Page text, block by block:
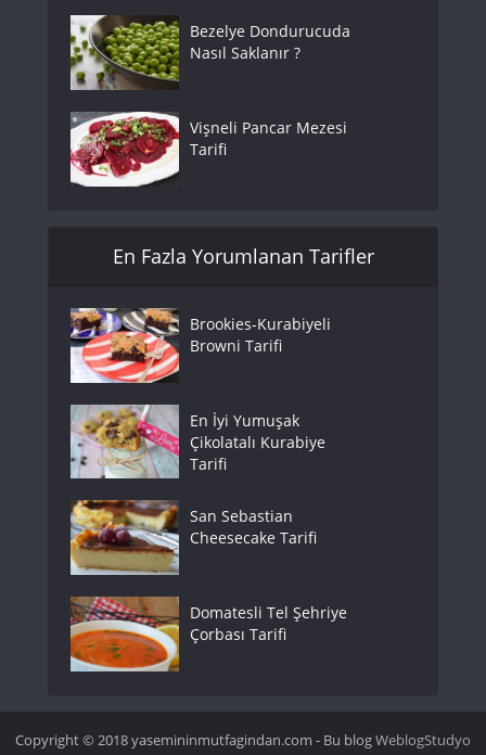
Bezelye Dondurucuda
Nasıl Saklanır ?
Vişneli Pancar Mezesi
Tarifi
En Fazla Yorumlanan Tarifler
Brookies-Kurabiyeli
Browni Tarifi
En İyi Yumuşak
Çikolatalı Kurabiye
Tarifi
San Sebastian
Cheesecake Tarifi
Domatesli Tel Şehriye
Çorbası Tarifi
Copyright © 2018 yasemininmutfagindan.com - Bu blogWeblogStudyo